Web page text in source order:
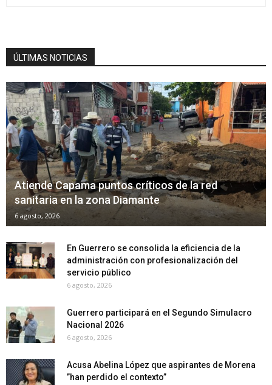
ÚLTIMAS NOTICIAS
Atiende Capama puntos críticos de la red
sanitaria en la zona Diamante
6 agosto, 2026
En Guerrero se consolida la eficiencia de la
administración con profesionalización del
servicio público
6 agosto, 2026
Guerrero participará en el Segundo Simulacro
Nacional 2026
6 agosto, 2026
Acusa Abelina López que aspirantes de Morena
”han perdido el contexto”